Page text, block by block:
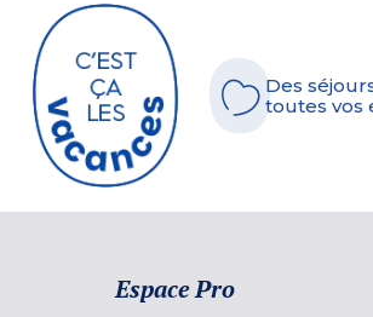
Des
toutes vos
Espace Pro